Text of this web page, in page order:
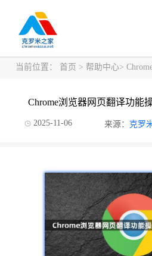
当前位置： 首页 > 帮助中心> Chrome浏
Chrome浏览器网页翻译功能
2025-11-06 来源： 克罗